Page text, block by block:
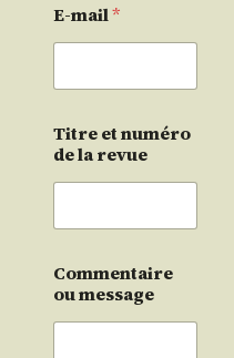
E-mail*
Titre et numéro
de la revue
Commentaire
ou message